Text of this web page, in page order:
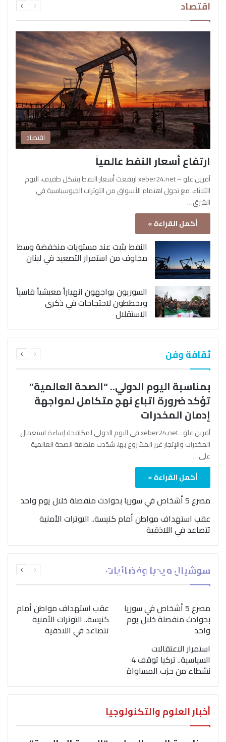
اقتصاد الصفحةالصفحة
اقتصاد
ارتفاع أسعار النفط عالمياً
آفرين علو – xeber24.net ارتفعت أسعار النفط بشكل طفيف، اليوم
الثلاثاء، مع تحول اهتمام الأسواق من التوترات الجيوسياسية في
الشرق…
أكمل القراءة »
النفط يثبت عند مستويات منخفضة وسط
مخاوف من استمرار التصعيد في لبنان
السوريون يواجهون انهياراً معيشياً قاسياً
ويخططون لاحتجاجات في ذكرى
الاستقلال
ثقافة وفن الصفحةالصفحة
بمناسبة اليوم الدولي.. “الصحة العالمية”
تؤكد ضرورة اتباع نهج متكامل لمواجهة
إدمان المخدرات
آفرين علو ـ xeber24.net في اليوم الدولي لمكافحة إساءة استعمال
المخدرات والإتجار غير المشروع بها، شدّدت منظمة الصحة العالمية
على…
أكمل القراءة »
مصرع 5 أشخاص في سوريا بحوادث منفصلة خلال يوم واحد
عقب استهداف مواطن أمام كنيسة.. التوترات الأمنية
تتصاعد في اللاذقية
سوشيال ميديا وفضائيات الصفحةالصفحة
بمناسبة اليوم الدولي..
“الصحة العالمية” تؤكد
ضرورة اتباع نهج متكامل
لمواجهة إدمان المخدرات
مصرع 5 أشخاص في سوريا
بحوادث منفصلة خلال يوم
واحد
عقب استهداف مواطن أمام
كنيسة.. التوترات الأمنية
تتصاعد في اللاذقية
استمرار الاعتقالات
السياسية.. تركيا توقف 4
نشطاء من حزب المساواة
أخبار العلوم والتكنولوجيا